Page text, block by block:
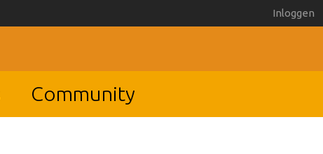
Inloggen
Community